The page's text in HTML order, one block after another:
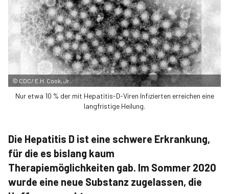
© CDC/ E.H. Cook, Jr.
Nur etwa 10 % der mit Hepatitis-D-Viren Infizierten erreichen eine
langfristige Heilung.
Die Hepatitis D ist eine schwere Erkrankung,
für die es bislang kaum
Therapiemöglichkeiten gab. Im Sommer 2020
wurde eine neue Substanz zugelassen, die